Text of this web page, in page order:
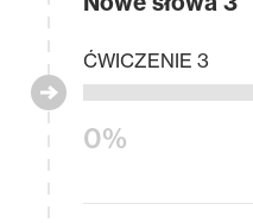
0%
ĆWICZENIE 3